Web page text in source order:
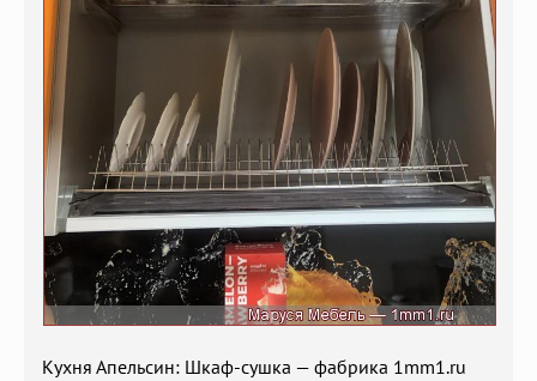
Кухня Апельсин: Шкаф-сушка — фабрика 1mm1.ru